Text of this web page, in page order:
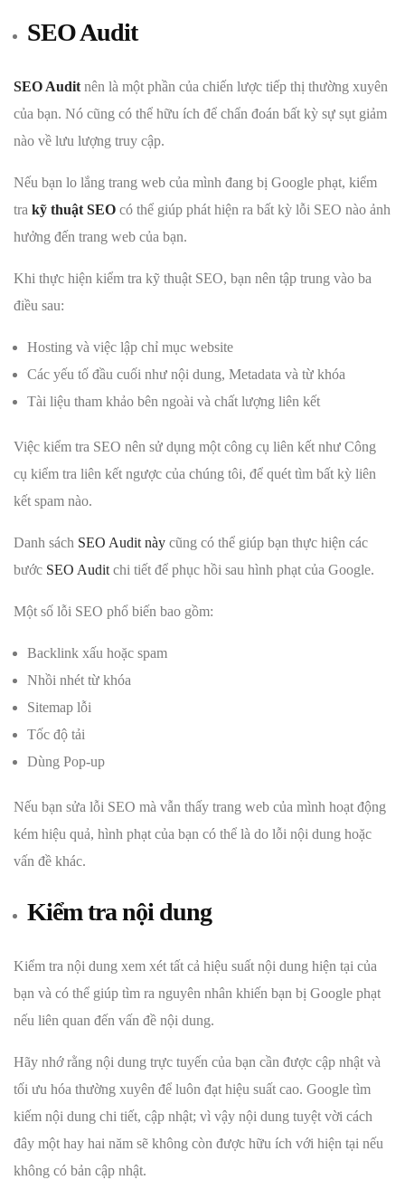
SEO Audit
SEO Audit nên là một phần của chiến lược tiếp thị thường xuyên
của bạn. Nó cũng có thể hữu ích để chẩn đoán bất kỳ sự sụt giảm
nào về lưu lượng truy cập.
Nếu bạn lo lắng trang web của mình đang bị Google phạt, kiểm
tra kỹ thuật SEO có thể giúp phát hiện ra bất kỳ lỗi SEO nào ảnh
hưởng đến trang web của bạn.
Khi thực hiện kiểm tra kỹ thuật SEO, bạn nên tập trung vào ba
điều sau:
Hosting và việc lập chỉ mục website
Các yếu tố đầu cuối như nội dung, Metadata và từ khóa
Tài liệu tham khảo bên ngoài và chất lượng liên kết
Việc kiểm tra SEO nên sử dụng một công cụ liên kết như Công
cụ kiểm tra liên kết ngược của chúng tôi, để quét tìm bất kỳ liên
kết spam nào.
Danh sách SEO Audit này cũng có thể giúp bạn thực hiện các
bước SEO Audit chi tiết để phục hồi sau hình phạt của Google.
Một số lỗi SEO phổ biến bao gồm:
Backlink xấu hoặc spam
Nhồi nhét từ khóa
Sitemap lỗi
Tốc độ tải
Dùng Pop-up
Nếu bạn sửa lỗi SEO mà vẫn thấy trang web của mình hoạt động
kém hiệu quả, hình phạt của bạn có thể là do lỗi nội dung hoặc
vấn đề khác.
Kiểm tra nội dung
Kiểm tra nội dung xem xét tất cả hiệu suất nội dung hiện tại của
bạn và có thể giúp tìm ra nguyên nhân khiến bạn bị Google phạt
nếu liên quan đến vấn đề nội dung.
Hãy nhớ rằng nội dung trực tuyến của bạn cần được cập nhật và
tối ưu hóa thường xuyên để luôn đạt hiệu suất cao. Google tìm
kiếm nội dung chi tiết, cập nhật; vì vậy nội dung tuyệt vời cách
đây một hay hai năm sẽ không còn được hữu ích với hiện tại nếu
không có bản cập nhật.